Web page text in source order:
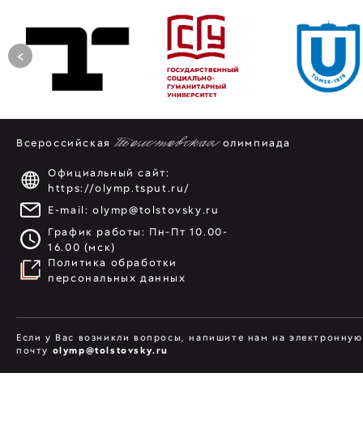
<
ВсероссийскаяТолстовскаяолимпиада
Официальный сайт:
https://olymp.tsput.ru/
E-mail: olymp@tolstovsky.ru
График работы: Пн-Пт 10.00-
16.00 (мск)
Политика обработки
персональных данных
Если у Вас возникли вопросы, напишите нам на электронную
почту olymp@tolstovsky.ru